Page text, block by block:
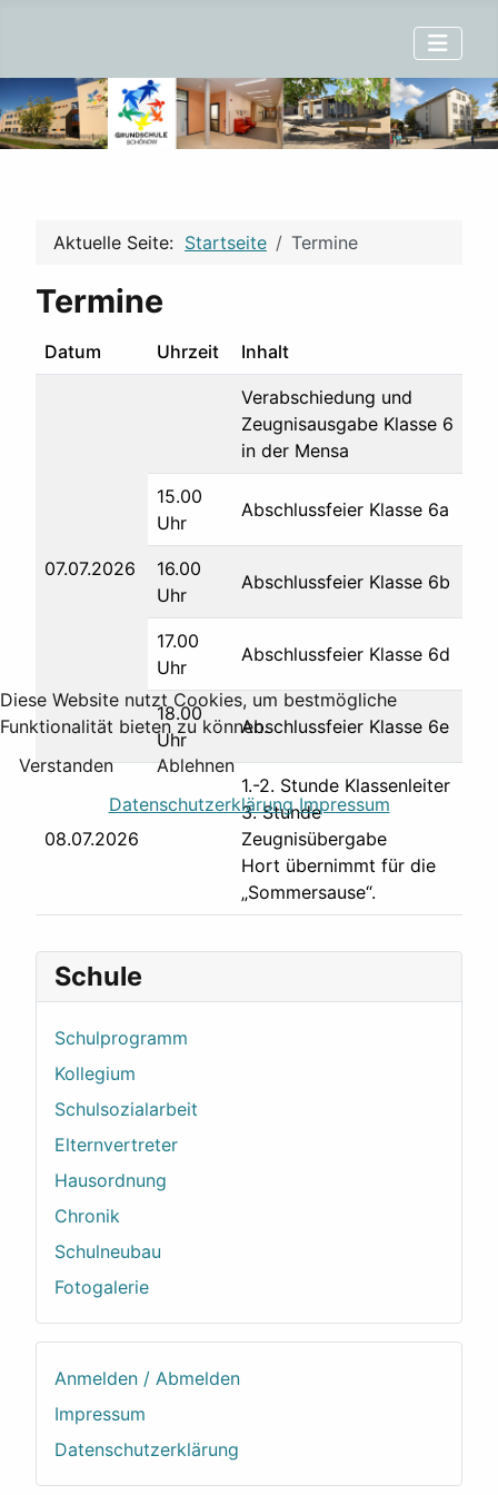
Aktuelle Seite: Startseite Termine
Termine
Datum Uhrzeit Inhalt
07.07.2026
Verabschiedung und
Zeugnisausgabe Klasse 6
in der Mensa
15.00
Uhr
Abschlussfeier Klasse 6a
16.00
Uhr
Abschlussfeier Klasse 6b
17.00
Uhr
Abschlussfeier Klasse 6d
18.00
Uhr
Abschlussfeier Klasse 6e
08.07.2026
1.-2. Stunde Klassenleiter
3. Stunde
Zeugnisübergabe
Hort übernimmt für die
„Sommersause“.
Schule
Schulprogramm
Kollegium
Schulsozialarbeit
Elternvertreter
Hausordnung
Chronik
Schulneubau
Fotogalerie
Anmelden / Abmelden
Impressum
Datenschutzerklärung
Diese Website nutzt Cookies, um bestmögliche
Funktionalität bieten zu können.
Verstanden
Ablehnen
Datenschutzerklärung Impressum